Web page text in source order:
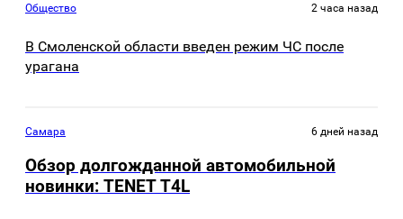
Общество 2 часа назад
В Смоленской области введен режим ЧС после
урагана
Самара 6 дней назад
Обзор долгожданной автомобильной
новинки: TENET Т4L